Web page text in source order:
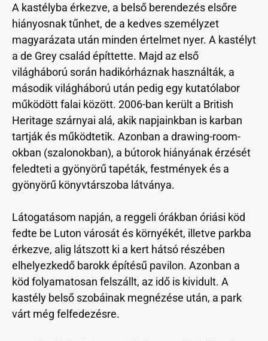
A kastélyba érkezve, a belső berendezés elsőre
hiányosnak tűnhet, de a kedves személyzet
magyarázata után minden értelmet nyer. A kastélyt
a de Grey család építtette. Majd az első
világháború során hadikórháznak használták, a
második világháború után pedig egy kutatólabor
működött falai között. 2006-ban került a British
Heritage szárnyai alá, akik napjainkban is karban
tartják és működtetik. Azonban a drawing-room-
okban (szalonokban), a bútorok hiányának érzését
feledteti a gyönyörű tapéták, festmények és a
gyönyörű könyvtárszoba látványa.
Látogatásom napján, a reggeli órákban óriási köd
fedte be Luton városát és környékét, illetve parkba
érkezve, alig látszott ki a kert hátsó részében
elhelyezkedő barokk építésű pavilon. Azonban a
köd folyamatosan felszállt, az idő is kividult. A
kastély belső szobáinak megnézése után, a park
várt még felfedezésre.